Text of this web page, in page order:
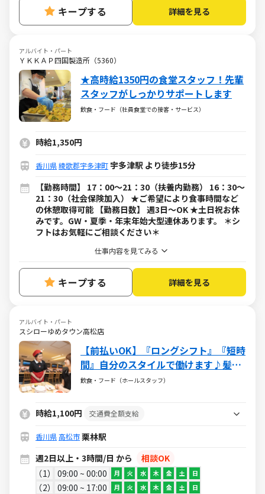
キープする 詳細を見る
アルバイト・パート
ＹＫＫＡＰ四国製造所（5360）
★高時給1350円の食堂スタッフ！先輩
スタッフがしっかりサポートします
飲食・フード（社員食堂での接客・サービス）
時給1,350円
香川県綾歌郡宇多津町 宇多津駅 より徒歩15分
【勤務時間】 17：00～21：30（扶養内勤務） 16：30～
21：30（社会保険加入） ★ご希望により食事時間など
の休憩取得可能 【勤務日数】 週3日～OK ★土日祝お休
みです。GW・夏季・年末年始大型連休あります。 ＊シ
フトはお気軽にご相談ください＊
仕事内容を見てみる
キープする 詳細を見る
アルバイト・パート
スシローゆめタウン高松店
【前払いOK】『ロングシフト』『短時
間』自分のスタイルで働けます♪髪型
髪色自由や映画・レジャー・旅行が割
ど待遇も充実★
飲食・フード（ホールスタッフ）
時給1,100円 交通費全額支給
香川県高松市栗林駅
週2日以上・3時間/日 から
相談OK
1
09:00 ~ 00:00 月 火 水 木 金 土 日
2 09:00 ~ 17:00 月 火 水 木 金 土 日